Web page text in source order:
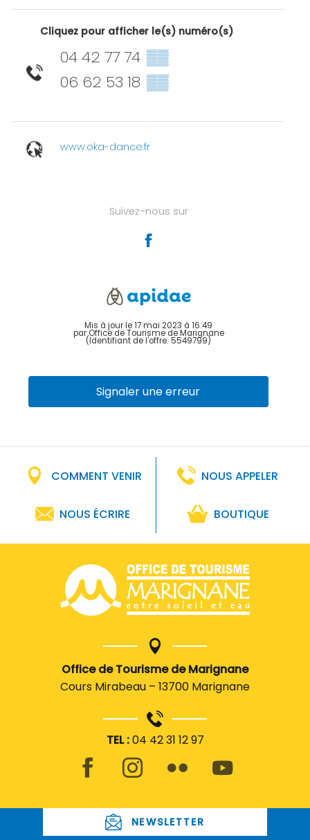
Cliquez pour afficher le(s) numéro(s)
04 42 77 74 ▒▒
06 62 53 18 ▒▒
www.oka-dance.fr
Suivez-nous sur
Mis à jour le 17 mai 2023 à 16:49
par Office de Tourisme de Marignane
(Identifiant de l'offre: 5549799)
Signaler une erreur
COMMENT VENIR NOUS APPELER
NOUS ÉCRIRE BOUTIQUE
Office de Tourisme de Marignane
Cours Mirabeau – 13700 Marignane
TEL :04 42 31 12 97
NEWSLETTER